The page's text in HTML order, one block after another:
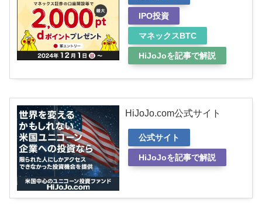
IPO投資
マネックスBTC
HiJoJoを記事で解説
HiJoJo.com公式サイト
公式サイト
HiJoJoを記事で解説